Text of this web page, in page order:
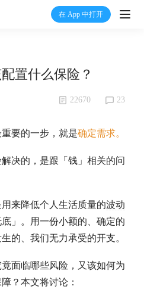
在 App 中打开
打
有行
度计
入我们
置什么保险？
22670 23
要的一步，就是确定需求。
决的，是跟「钱」相关的问
来降低个人生活质量的波动
底」。用一份小额的、确定的
的、我们无力承受的开支。
面临哪些风险，又该如何为
？本文将讨论：